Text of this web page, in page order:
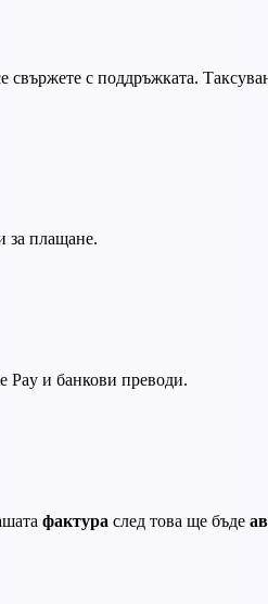
с поддръжката.
за плащане.
Pay и банкови преводи.
фактура след това ще бъде